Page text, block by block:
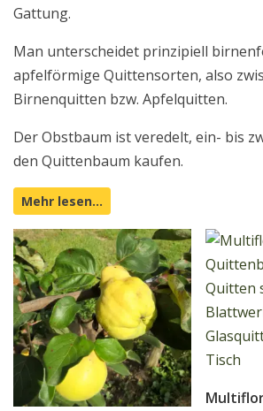
Gattung.
Man unterscheidet prinzipiell
apfelförmige Quittensorten, also
Birnenquitten bzw. Apfelquitten.
Der Obstbaum ist veredelt, ein- bis
den Quittenbaum kaufen.
Mehr lesen…